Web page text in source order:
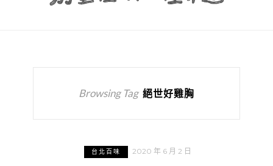
Browsing Tag 絕世好雞胸
台北百味 2020 年 6 月 2 日